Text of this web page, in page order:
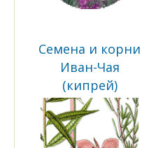
Семена и корни
Иван-Чая
(кипрей)